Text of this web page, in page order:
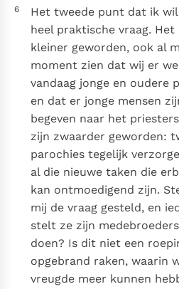
6
Het tweede punt dat ik wil
heel praktische vraag.
kleiner geworden, ook al
moment zien dat wij er
vandaag jonge en oudere
en dat er jonge mensen
begeven naar het
zijn zwaarder geworden:
parochies tegelijk
al die nieuwe taken die
kan ontmoedigend zijn.
mij de vraag gesteld, en
stelt ze zijn
doen? Is dit niet een
opgebrand raken, waarin
vreugde meer kunnen